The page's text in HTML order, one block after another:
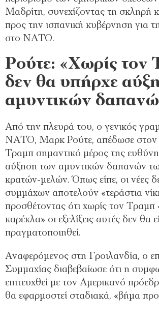
Μαδρίτη, συνεχίζοντας τη σκληρή
προς την ισπανική κυβέρνηση για
στο ΝΑΤΟ.
Ρούτε: «Χωρίς τον
δεν θα υπήρχε
αμυντικών
Από την πλευρά του, ο γενικός
ΝΑΤΟ, Μαρκ Ρούτε, απέδωσε στον
Τραμπ σημαντικό μέρος της
αύξηση των αμυντικών δαπανών
κρατών-μελών. Όπως είπε, οι νέες
συμμάχων αποτελούν «τεράστια
προσθέτοντας ότι χωρίς τον Τραμπ
καρέκλα» οι εξελίξεις αυτές δεν θα
πραγματοποιηθεί.
Αναφερόμενος στη Γροιλανδία, ο
Συμμαχίας διαβεβαίωσε ότι η
επιτευχθεί με τον Αμερικανό
θα εφαρμοστεί σταδιακά, «βήμα